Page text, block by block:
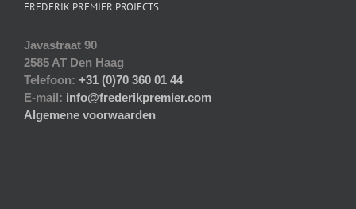
FREDERIK PREMIER PROJECTS
Javastraat 90
2585 AT Den Haag
Telefoon: +31 (0)70 360 01 44
E-mail: info@frederikpremier.com
Algemene voorwaarden